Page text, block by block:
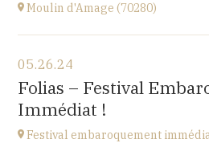
Moulin d'Amage (70280)
chemin du Moulin
70280 AMAGE
at15H
05.26.24
Folias – Festival
Immédiat !
Festival embaroquement